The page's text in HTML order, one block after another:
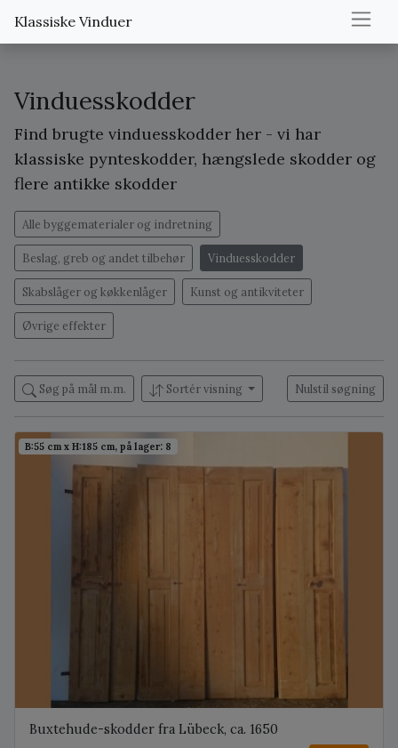
Klassiske Vinduer
Vinduesskodder
Find brugte vinduesskodder her - vi har
klassiske pynteskodder, hængslede skodder og
flere antikke skodder
Alle byggematerialer og indretning
Beslag, greb og andet tilbehør Vinduesskodder
Skabslåger og køkkenlåger Kunst og antikviteter
Øvrige effekter
Søg på mål m.m. Sortér visning Nulstil søgning
B:55 cm x H:185 cm, på lager: 8
Buxtehude-skodder fra Lübeck, ca. 1650